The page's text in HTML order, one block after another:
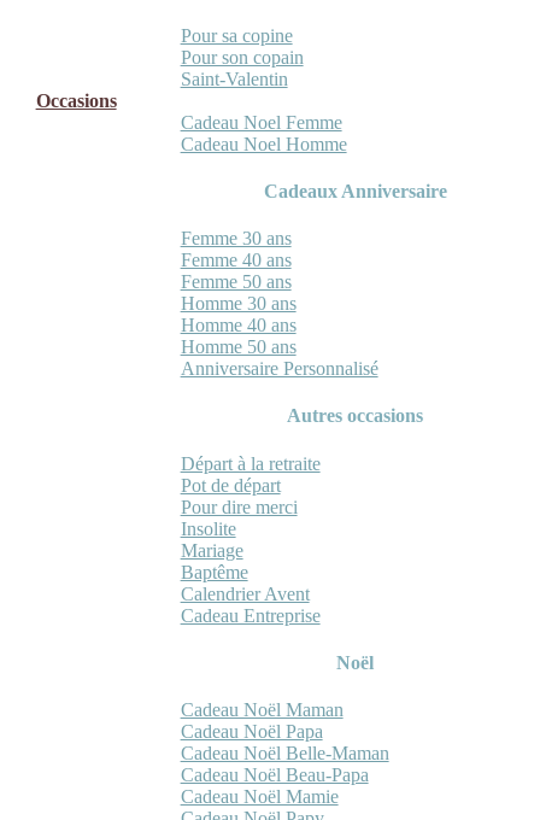
Pour sa copine
Pour son copain
Saint-Valentin
Occasions
Cadeau Noel Femme
Cadeau Noel Homme
Cadeaux Anniversaire
Femme 30 ans
Femme 40 ans
Femme 50 ans
Homme 30 ans
Homme 40 ans
Homme 50 ans
Anniversaire Personnalisé
Autres occasions
Départ à la retraite
Pot de départ
Pour dire merci
Insolite
Mariage
Baptême
Calendrier Avent
Cadeau Entreprise
Noël
Cadeau Noël Maman
Cadeau Noël Papa
Cadeau Noël Belle-Maman
Cadeau Noël Beau-Papa
Cadeau Noël Mamie